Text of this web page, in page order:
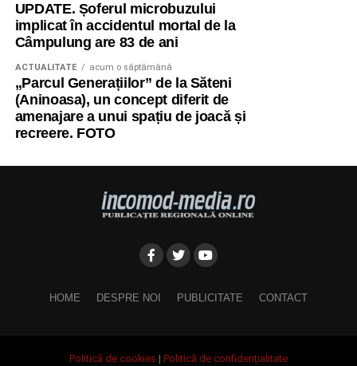
UPDATE. Șoferul microbuzului
implicat în accidentul mortal de la
Câmpulung are 83 de ani
ACTUALITATE acum o săptămână
„Parcul Generațiilor” de la Săteni
(Aninoasa), un concept diferit de
amenajare a unui spațiu de joacă și
recreere. FOTO
HOME DESPRE NOI PUBLICITATE CONTACT
Politică de cookies | Politică de confidențialitate